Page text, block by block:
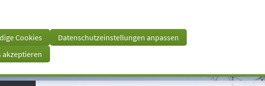
Cookies
Datenschutzeinstellungen anpassen
akzeptieren